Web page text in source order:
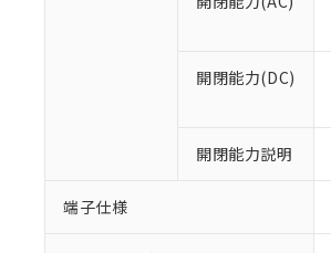
開閉能力(DC)
開閉能力説明
端子仕様